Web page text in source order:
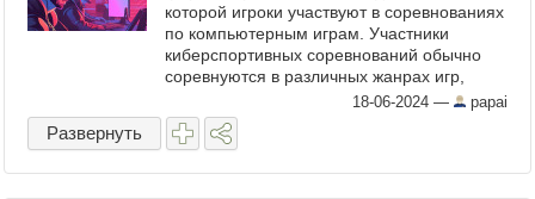
которой игроки участвуют в соревнованиях
по компьютерным играм. Участники
киберспортивных соревнований обычно
соревнуются в различных жанрах игр,
таких как стратегии в реальном времени,
шутеры от первого или ...
18-06-2024 — papai
Развернуть